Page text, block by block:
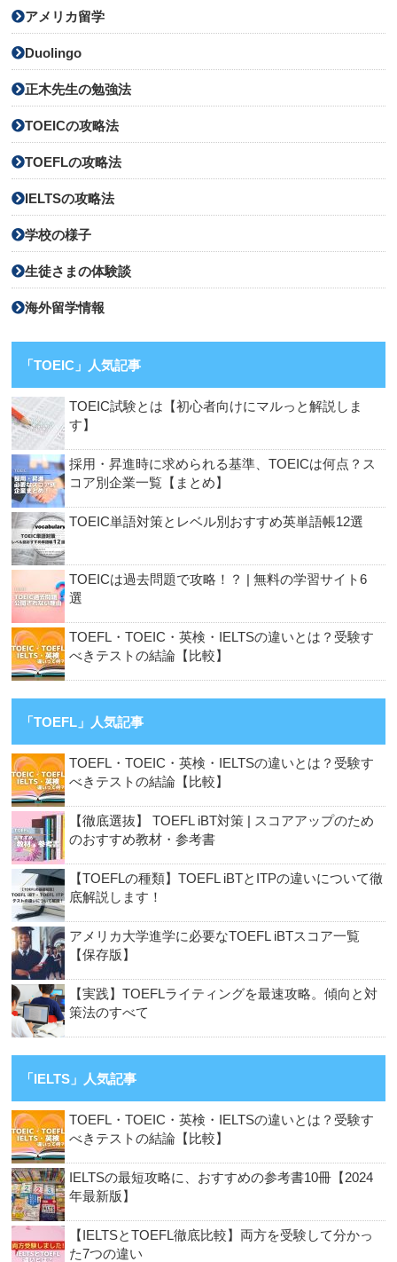
アメリカ留学
Duolingo
正木先生の勉強法
TOEICの攻略法
TOEFLの攻略法
IELTSの攻略法
学校の様子
生徒さまの体験談
海外留学情報
「TOEIC」人気記事
TOEIC試験とは【初心者向けにマルっと解説しま
す】
採用・昇進時に求められる基準、TOEICは何点？ス
コア別企業一覧【まとめ】
TOEIC単語対策とレベル別おすすめ英単語帳12選
TOEICは過去問題で攻略！？ | 無料の学習サイト6
選
TOEFL・TOEIC・英検・IELTSの違いとは？受験す
べきテストの結論【比較】
「TOEFL」人気記事
TOEFL・TOEIC・英検・IELTSの違いとは？受験す
べきテストの結論【比較】
【徹底選抜】 TOEFL iBT対策 | スコアアップのため
のおすすめ教材・参考書
【TOEFLの種類】TOEFL iBTとITPの違いについて徹
底解説します！
アメリカ大学進学に必要なTOEFL iBTスコア一覧
【保存版】
【実践】TOEFLライティングを最速攻略。傾向と対
策法のすべて
「IELTS」人気記事
TOEFL・TOEIC・英検・IELTSの違いとは？受験す
べきテストの結論【比較】
IELTSの最短攻略に、おすすめの参考書10冊【2024
年最新版】
【IELTSとTOEFL徹底比較】両方を受験して分かっ
た7つの違い